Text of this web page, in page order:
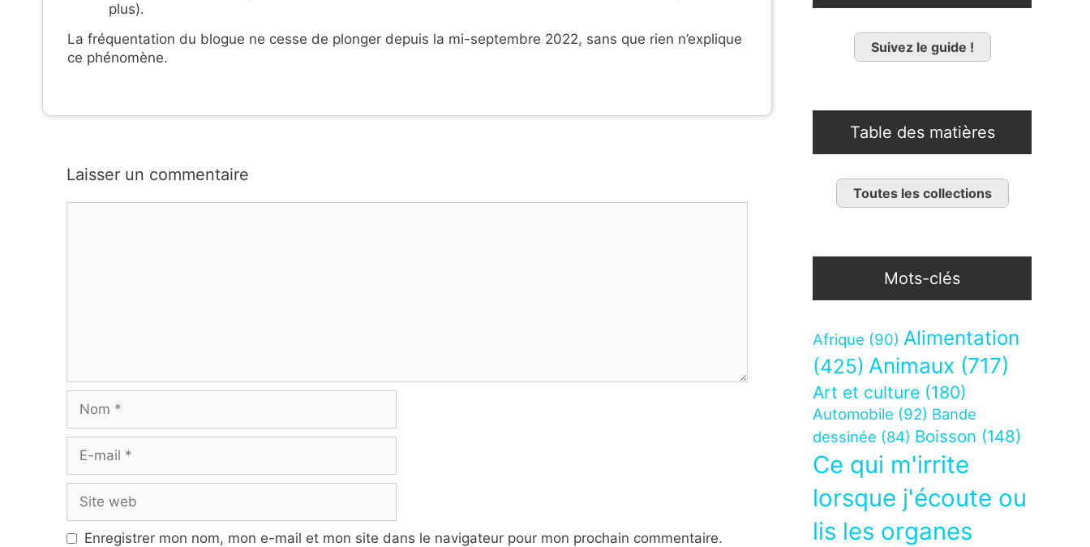
plus).
La fréquentation du blogue ne cesse de plonger depuis la mi-septembre 2022, sans que rien n’explique
ce phénomène.
Laisser un commentaire
mail
web
Enregistrer mon nom, mon e-mail et mon site dans le navigateur pour mon prochain commentaire.
Suivez le guide !
Table des matières
Toutes les collections
Mots-clés
Afrique (90) Alimentation
(425) Animaux (717)
Art et culture (180)
Automobile (92) Bande
dessinée (84) Boisson (148)
Ce qui m'irrite
lorsque j'écoute ou
lis les organes